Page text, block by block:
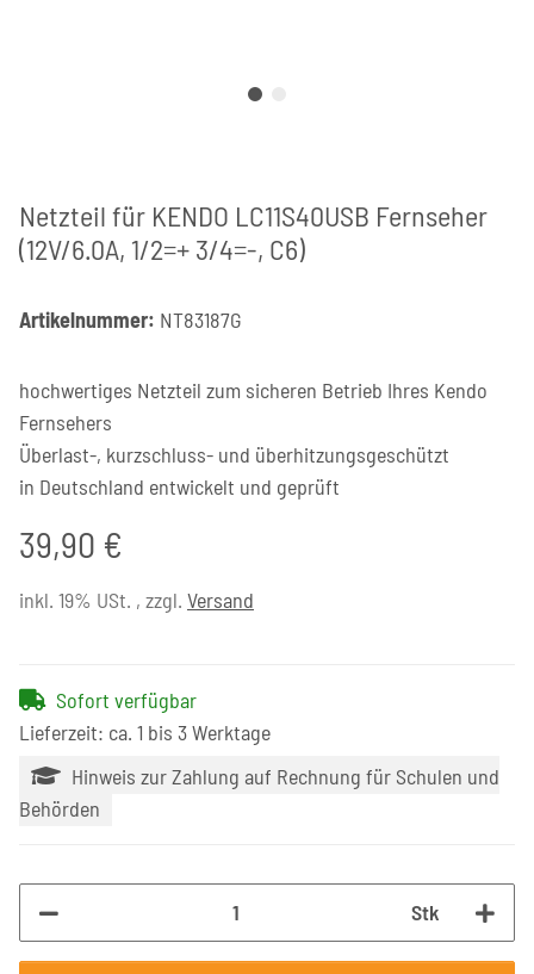
Netzteil für KENDO LC11S40USB Fernseher
(12V/6.0A, 1/2=+ 3/4=-, C6)
Artikelnummer: NT83187G
hochwertiges Netzteil zum sicheren Betrieb Ihres Kendo
Fernsehers
Überlast-, kurzschluss- und überhitzungsgeschützt
in Deutschland entwickelt und geprüft
39,90 €
inkl. 19% USt. , zzgl. Versand
Sofort verfügbar
Lieferzeit: ca. 1 bis 3 Werktage
Hinweis zur Zahlung auf Rechnung für Schulen und
Behörden
Stk